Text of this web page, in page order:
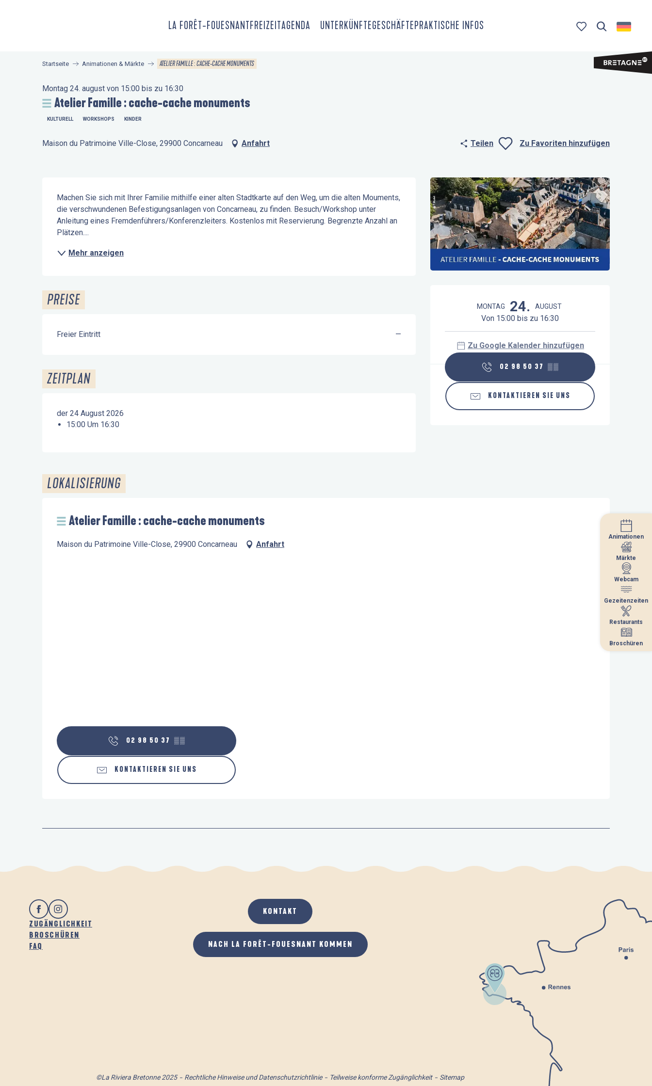
LA FORÊT-FOUESNANTFREIZEITAGENDA UNTERKÜNFTEGESCHÄFTEPRAKTISCHE INFOS
Animationen
Märkte
Webcam
Gezeitenzeiten
Restaurants
Broschüren
Startseite Animationen & Märkte ATELIER FAMILLE : CACHE-CACHE MONUMENTS
Montag 24. august von 15:00 bis zu 16:30
Atelier Famille : cache-cache monuments
KULTURELL WORKSHOPS KINDER
Maison du Patrimoine Ville-Close, 29900 Concarneau Anfahrt Teilen Zu Favoriten hinzufügen
Öffnungszeiten & Kontaktdaten
MONTAG 24. AUGUST
Von 15:00 bis zu 16:30
Zu Google Kalender hinzufügen
02 98 50 37 ▒▒
KONTAKTIEREN SIE UNS
Beschreibung
Machen Sie sich mit Ihrer Familie mithilfe einer alten Stadtkarte auf den Weg, um die alten Mouments,
die verschwundenen Befestigungsanlagen von Concarneau, zu finden. Besuch/Workshop unter
Anleitung eines Fremdenführers/Konferenzleiters. Kostenlos mit Reservierung. Begrenzte Anzahl an
Plätzen....
Mehr anzeigen
PREISE
Freier Eintritt —
ZEITPLAN
der 24 August 2026
15:00 Um 16:30
LOKALISIERUNG
Atelier Famille : cache-cache monuments
Maison du Patrimoine Ville-Close, 29900 Concarneau Anfahrt
02 98 50 37 ▒▒
KONTAKTIEREN SIE UNS
ZUGÄNGLICHKEIT
BROSCHÜREN
FAQ
KONTAKT
NACH LA FORÊT-FOUESNANT KOMMEN
©La Riviera Bretonne 2025 Rechtliche Hinweise und Datenschutzrichtlinie Teilweise konforme Zugänglichkeit Sitemap